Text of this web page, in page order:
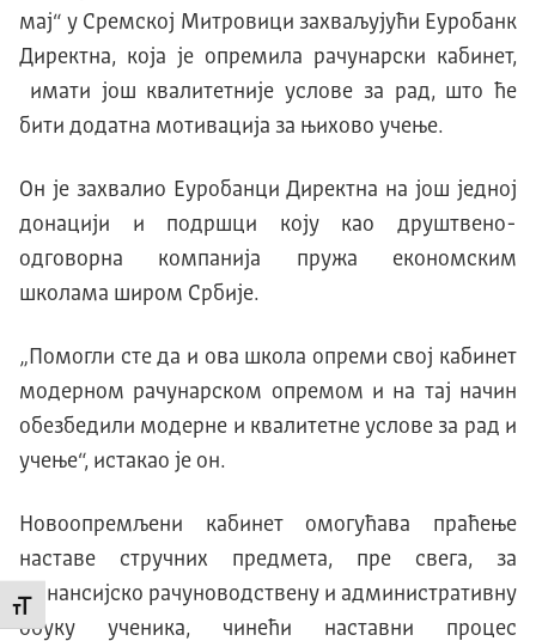
Промени величину слова
мај“ у Сремској Митровици захваљујући Еуробанк
Директна, која је опремила рачунарски кабинет,
имати још квалитетније услове за рад, што ће
бити додатна мотивација за њихово учење.
Он је захвалио Еуробанци Директна на још једној
донацији и подршци коју као друштвено-
одговорна компанија пружа економским
школама широм Србије.
„Помогли сте да и ова школа опреми свој кабинет
модерном рачунарском опремом и на тај начин
обезбедили модерне и квалитетне услове за рад и
учење“, истакао је он.
Новоопремљени кабинет омогућава праћење
наставе стручних предмета, пре свега, за
финансијско рачуноводствену и административну
обуку ученика, чинећи наставни процес